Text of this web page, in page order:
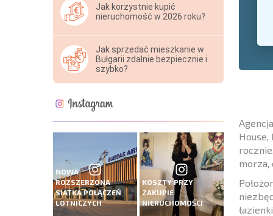
Jak korzystnie kupić
nieruchomość w 2026 roku?
Jak sprzedać mieszkanie w
Bułgarii zdalnie bezpiecznie i
szybko?
NOWA
ROZSZERZONA
SIATKA POŁĄCZEŃ
LOTNICZYCH
KOSZTY PRZY
ZAKUPIE
NIERUCHOMOŚCI
morza,